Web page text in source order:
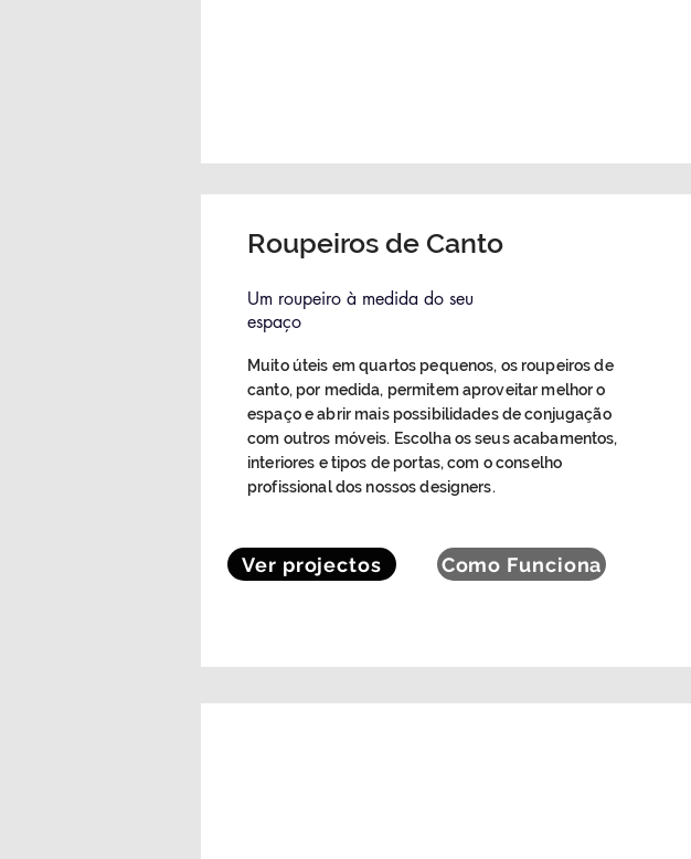
Roupeiros de Canto
Um roupeiro à medida do seu
espaço
Muito úteis em quartos pequenos, os roupeiros de
canto, por medida, permitem aproveitar melhor o
espaço e abrir mais possibilidades de conjugação
com outros móveis. Escolha os seus acabamentos,
interiores e tipos de portas, com o conselho
profissional dos nossos designers.
Ver projectos Como Funciona